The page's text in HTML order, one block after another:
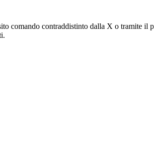
comando contraddistinto dalla X o tramite il